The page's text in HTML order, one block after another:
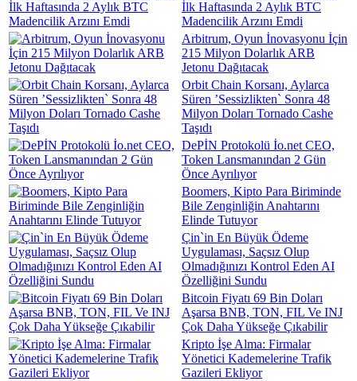
İlk Haftasında 2 Aylık BTC
Madencilik Arzını Emdi
Arbitrum, Oyun İnovasyonu İçin
215 Milyon Dolarlık ARB
Jetonu Dağıtacak
Orbit Chain Korsanı, Aylarca
Süren ’Sessizlikten` Sonra 48
Milyon Doları Tornado Cashe
Taşıdı
DePİN Protokolü İo.net CEO,
Token Lansmanından 2 Gün
Önce Ayrılıyor
Boomers, Kipto Para Biriminde
Bile Zenginliğin Anahtarını
Elinde Tutuyor
Çin`in En Büyük Ödeme
Uygulaması, Saçsız Olup
Olmadığınızı Kontrol Eden AI
Özelliğini Sundu
Bitcoin Fiyatı 69 Bin Doları
Aşarsa BNB, TON, FIL Ve INJ
Çok Daha Yükseğe Çıkabilir
Kripto İşe Alma: Firmalar
Yönetici Kademelerine Trafik
Gazileri Ekliyor